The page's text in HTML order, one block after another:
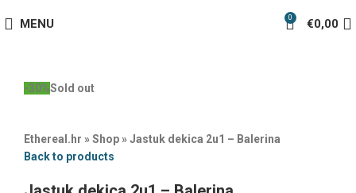
MENU 0 €0,00
-30%Sold out
Ethereal.hr »Shop»Jastuk dekica 2u1 – Balerina
Back to products